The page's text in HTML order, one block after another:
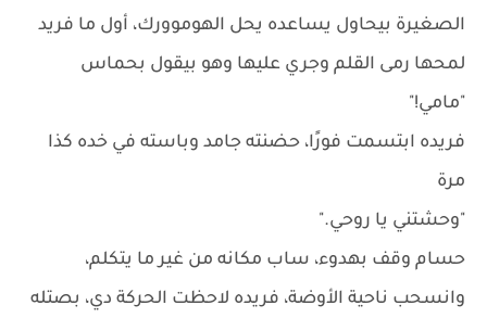
الصغيرة بيحاول يساعده يحل الهوموورك، أول ما فريد
لمحها رمى القلم وجري عليها وهو بيقول بحماس
"مامي!"
فريده ابتسمت فورًا، حضنته جامد وباسته في خده كذا
مرة
"وحشتني يا روحي."
حسام وقف بهدوء، ساب مكانه من غير ما يتكلم،
وانسحب ناحية الأوضة، فريده لاحظت الحركة دي، بصتله